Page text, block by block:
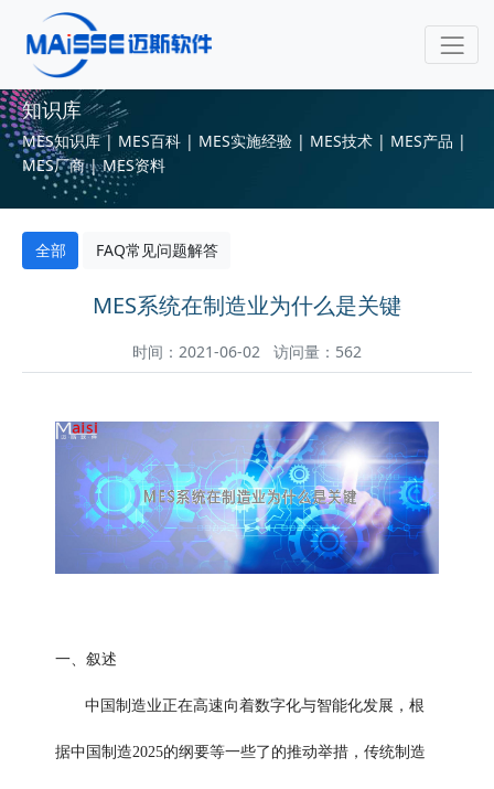
知识库
MES知识库 | MES百科 | MES实施经验 | MES技术 | MES产品 |
MES厂商 | MES资料
全部 FAQ常见问题解答
MES系统在制造业为什么是关键
时间：2021-06-02 访问量：562
一、叙述
中国制造业正在高速向着数字化与智能化发展，根
据中国制造2025的纲要等一些了的推动举措，传统制造